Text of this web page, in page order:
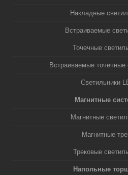
Накладные
Встраиваемые
Точечные
Встраиваемые точечные
Светильники
Магнитные
Магнитные
Магнитные
Трековые
Напольные